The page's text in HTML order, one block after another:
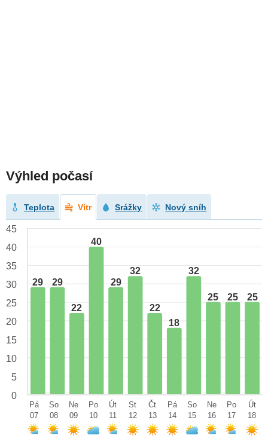
Výhled počasí
Teplota Vítr Srážky Nový sníh
29 29
22
40
29
32
22
18
32
25 25 25
45
40
35
30
25
20
15
10
5
0
Pá
07
So
08
Ne
09
Po
10
Út
11
St
12
Čt
13
Pá
14
So
15
Ne
16
Po
17
Út
18